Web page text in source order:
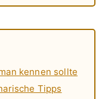
kennen sollte
Tipps